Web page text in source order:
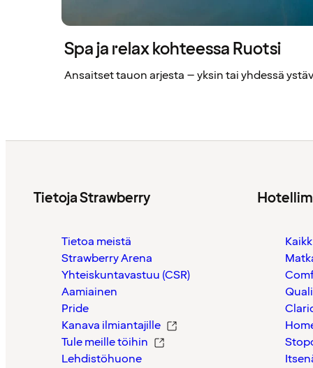
Spa ja relax kohteessa Ruotsi
Ansaitset tauon arjesta – yksin tai yhdessä
Tietoja Strawberry
Tietoa meistä
Strawberry Arena
Yhteiskuntavastuu (CSR)
Aamiainen
Pride
Kanava ilmiantajille
Tule meille töihin
Lehdistöhuone